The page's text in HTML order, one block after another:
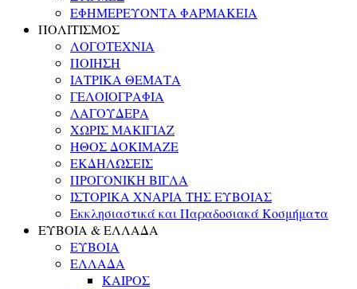
ΕΦΗΜΕΡΕΥΟΝΤΑ ΦΑΡΜΑΚΕΙΑ
ΠΟΛΙΤΙΣΜΟΣ
ΛΟΓΟΤΕΧΝΙΑ
ΠΟΙΗΣΗ
ΙΑΤΡΙΚΑ ΘΕΜΑΤΑ
ΓΕΛΟΙΟΓΡΑΦΙΑ
ΛΑΓΟΥΔΕΡΑ
ΧΩΡΙΣ ΜΑΚΙΓΙΑΖ
ΗΘΟΣ ΔΟΚΙΜΑΖΕ
ΕΚΔΗΛΩΣΕΙΣ
ΠΡΟΓΟΝΙΚΗ ΒΙΓΛΑ
ΙΣΤΟΡΙΚΑ ΧΝΑΡΙΑ ΤΗΣ ΕΥΒΟΙΑΣ
Εκκλησιαστικά και Παραδοσιακά Κοσμήματα
ΕΥΒΟΙΑ & ΕΛΛΑΔΑ
ΕΥΒΟΙΑ
ΕΛΛΑΔΑ
ΚΑΙΡΟΣ